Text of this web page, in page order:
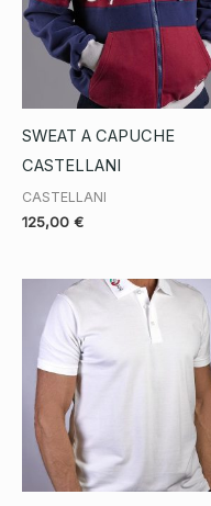
SWEAT A CAPUCHE
CASTELLANI
CASTELLANI
125,00 €